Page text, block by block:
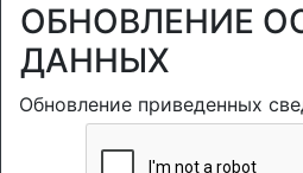
ОБНОВЛЕНИЕ
ДАННЫХ
Обновление приведенных